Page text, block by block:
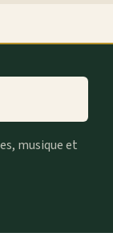
musique et